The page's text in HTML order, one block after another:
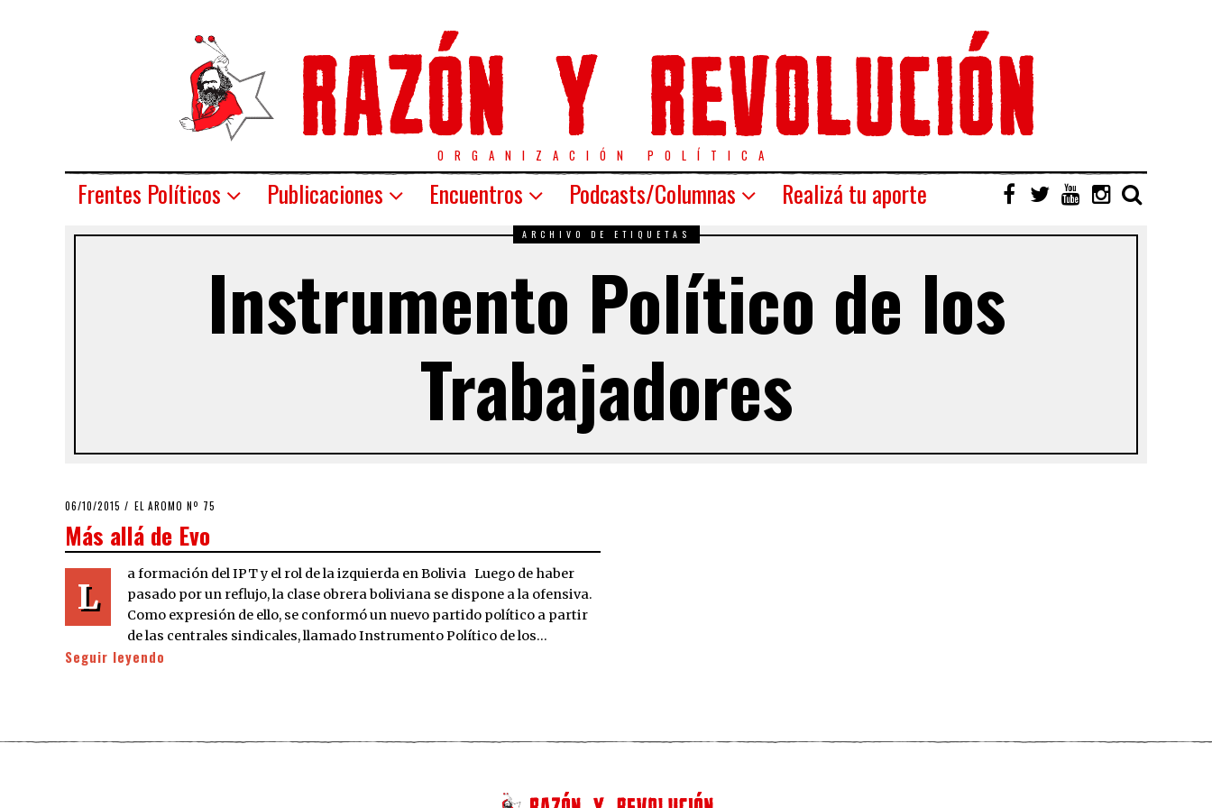
ORGANIZACIÓN POLÍTICA
Frentes Políticos Publicaciones Encuentros Podcasts/Columnas Realizá tu aporte
ARCHIVO DE ETIQUETAS
Instrumento Político de los
Trabajadores
POSTED
06/10/2015 06/10/2015
EL AROMO Nº 75
Más allá de Evo
L
a formación del IPT y el rol de la izquierda en Bolivia Luego de haber
pasado por un reflujo, la clase obrera boliviana se dispone a la ofensiva.
Como expresión de ello, se conformó un nuevo partido político a partir
de las centrales sindicales, llamado Instrumento Político de los…
Seguir leyendo